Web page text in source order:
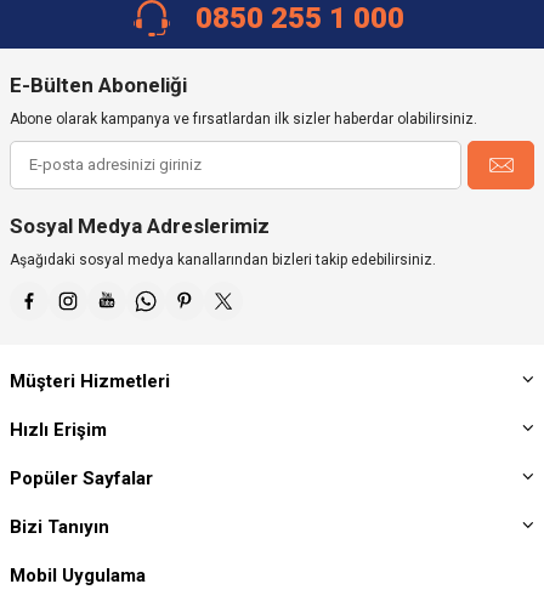
0850 255 1 000
E-Bülten Aboneliği
Abone olarak kampanya ve fırsatlardan ilk sizler haberdar olabilirsiniz.
Sosyal Medya Adreslerimiz
Aşağıdaki sosyal medya kanallarından bizleri takip edebilirsiniz.
Müşteri Hizmetleri
Hızlı Erişim
Popüler Sayfalar
Bizi Tanıyın
Mobil Uygulama